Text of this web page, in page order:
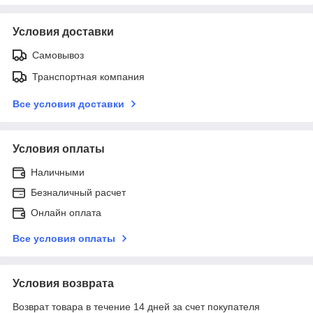
Условия доставки
Самовывоз
Транспортная компания
Все условия доставки
Условия оплаты
Наличными
Безналичный расчет
Онлайн оплата
Все условия оплаты
Условия возврата
Возврат товара в течение 14 дней за счет покупателя